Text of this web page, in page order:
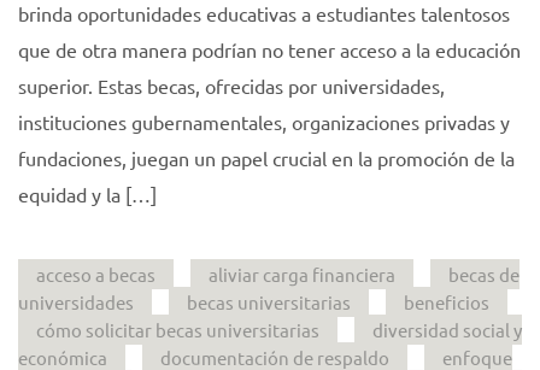
brinda oportunidades educativas a estudiantes talentosos
que de otra manera podrían no tener acceso a la educación
superior. Estas becas, ofrecidas por universidades,
instituciones gubernamentales, organizaciones privadas y
fundaciones, juegan un papel crucial en la promoción de la
equidad y la […]
acceso a becas aliviar carga financiera
becas de
universidades
becas universitarias
beneficios
cómo solicitar becas universitarias
diversidad social y
económica
documentación de respaldo
enfoque